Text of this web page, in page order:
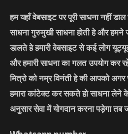
हम यहाँ वेबसाइट पर पूरी साधना नहीं
साधना गुरुमुखी साधना होती हे और हमने
डालते हे हमारी वेबसाइट से कई लोग
और हमारी साधना का गलत उपयोग कर
मित्रो को नम्र विनंती हे की आपको
हमारा कांटेक्ट कर सकते हो साधना लेने
अनुसार सेवा में योगदान करना पड़ेगा तब